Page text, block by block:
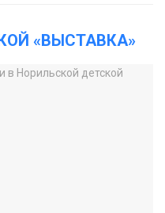
«ВЫСТАВКА»